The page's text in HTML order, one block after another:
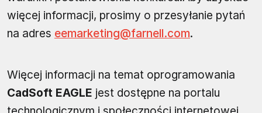
więcej informacji, prosimy o przesyłanie pytań
na adres eemarketing@farnell.com.
Więcej informacji na temat oprogramowania
CadSoft EAGLE jest dostępne na portalu